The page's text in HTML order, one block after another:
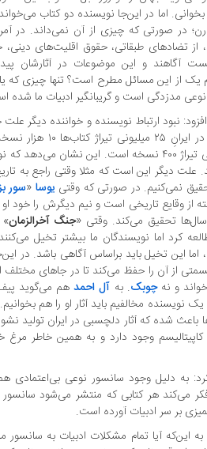
بخوانی. اما در این‌جا نویسنده دو کتاب
در صورتی که چیزی از آن نمی‌داند. در
از تضادهای طبقاتی، حقوق اقلیت‌های
آگاهند و این موضوعات در آثارشان
یک از این مسائل مطرح است؟ تنها چیزی که
مدزدگی است و گریبانگیر ادبیات ما شده
نبود ارتباط نویسنده و خواننده دیگر
است. در دهه ۴۰ در ایرانِ ۲۵
جمعیت ۸۰ میلیونی تیراژ ۴۰۰ نسخه است. این نشان
علت دیگر این است که مثلا وقتی راجع به
نمی‌کنیم. در صورتی که وقتی یوسا «سور
از وقایع تاریخی است و نیم دیگرش را خود
سال‌ها تحقیق می‌کند. وقتی «جنگ آخرالزمان
کرد اما نویسندگان ما بیشتر تخیل
این تخیل باید براساس آگاهی باشد. در
از آن را حفظ می‌کند تا در جاهای مختلف
و نهچوبک. به آل احمدهم می‌گوید
نویسنده مخالفیم باید آثار او را هم
باعث شده که آثار دلچسبی در ایران تولید
وجود دارد و به همین خاطر مرغ
به دلیل وجود سانسور نوعی بی‌اعتمادی
می‌کند هر کتابی که منتشر می‌شود
بر سر ادبیات آورده است.
به این‌که آیا تمام مشکلات ادبیات به